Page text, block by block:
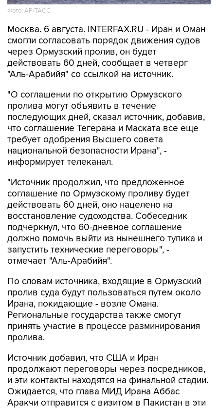
Москва. 6 августа. INTERFAX.RU - Иран и Оман
через Ормузский пролив, он будет
действовать 60 дней, сообщает в четверг
"Аль-Арабийя" со ссылкой на источник.
"О соглашении по открытию Ормузского
последующих дней, сказал источник, добавив,
что соглашение Тегерана и Маската все еще
требует одобрения Высшего совета
национальной безопасности Ирана", -
информирует телеканал.
"Источник продолжил, что предложенное
действовать 60 дней, оно нацелено на
восстановление судоходства. Собеседник
подчеркнул, что 60-дневное соглашение
должно помочь выйти из нынешнего тупика и
запустить технические переговоры", -
отмечает "Аль-Арабийя".
По словам источника, входящие в Ормузский
Ирана, покидающие - возле Омана.
Региональные государства также смогут
принять участие в процессе разминирования
пролива.
Источник добавил, что США и Иран
и эти контакты находятся на финальной стадии.
Ожидается, что глава МИД Ирана Аббас
Аракчи отправится с визитом в Пакистан в эти
выходные или в начале следующей недели.